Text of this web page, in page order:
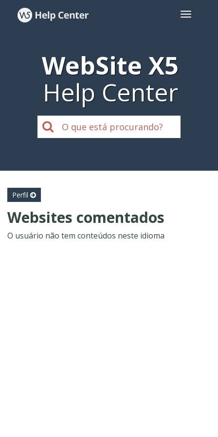
WebSite X5
Help Center
Perfil
Websites comentados
O usuário não tem conteúdos neste idioma